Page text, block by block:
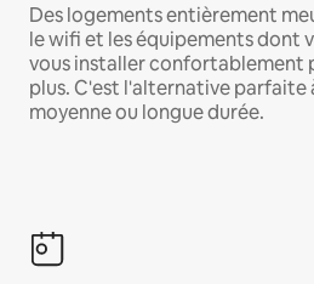
Des logements entièrement
le wifi et les équipements dont
vous installer confortablement
plus. C'est l'alternative parfaite
moyenne ou longue durée.